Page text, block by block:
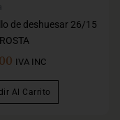
de deshuesar 26/15
IVA INC
Al Carrito